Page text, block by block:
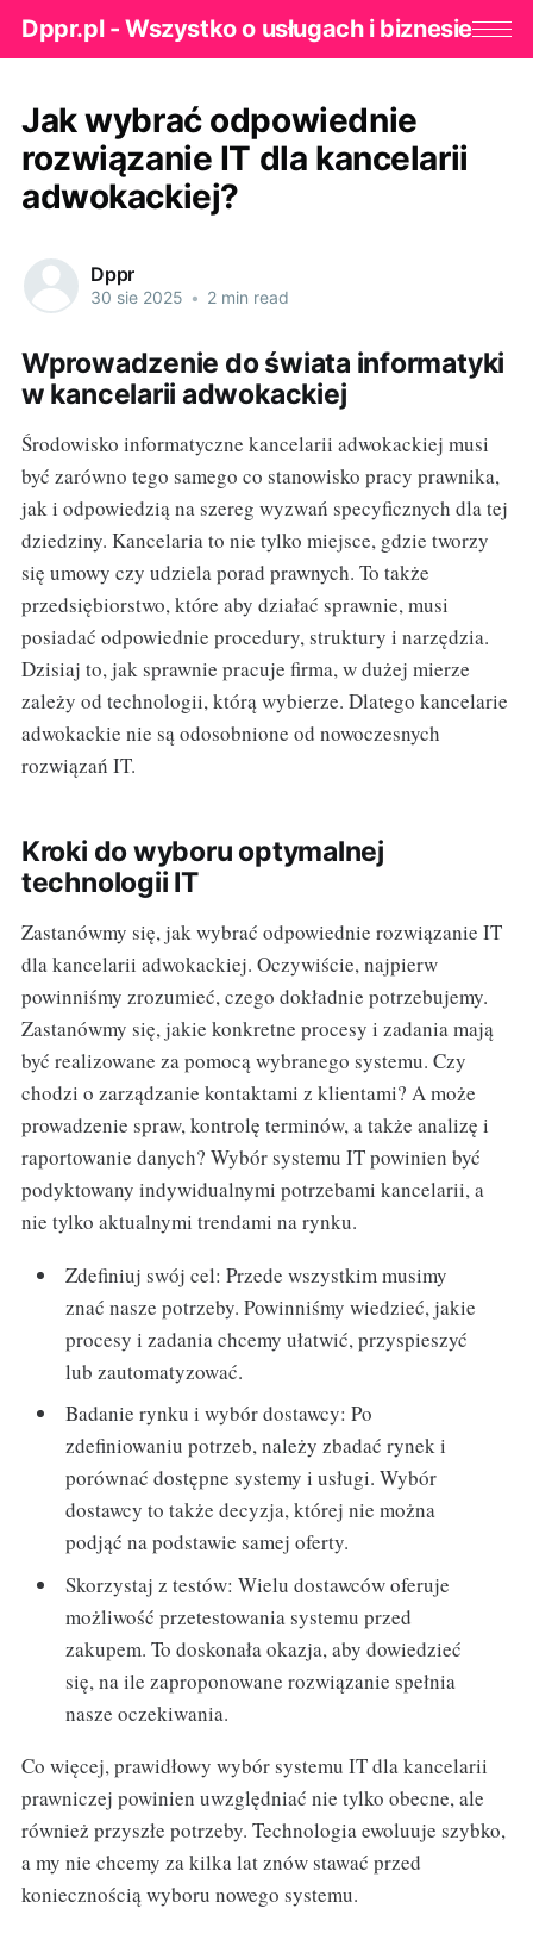
Dppr.pl - Wszystko o usługach i biznesie
Jak wybrać odpowiednie
rozwiązanie IT dla kancelarii
adwokackiej?
Dppr
30 sie 2025 • 2 min read
Wprowadzenie do świata informatyki
w kancelarii adwokackiej
Środowisko informatyczne kancelarii adwokackiej musi
być zarówno tego samego co stanowisko pracy prawnika,
jak i odpowiedzią na szereg wyzwań specyficznych dla tej
dziedziny. Kancelaria to nie tylko miejsce, gdzie tworzy
się umowy czy udziela porad prawnych. To także
przedsiębiorstwo, które aby działać sprawnie, musi
posiadać odpowiednie procedury, struktury i narzędzia.
Dzisiaj to, jak sprawnie pracuje firma, w dużej mierze
zależy od technologii, którą wybierze. Dlatego kancelarie
adwokackie nie są odosobnione od nowoczesnych
rozwiązań IT.
Kroki do wyboru optymalnej
technologii IT
Zastanówmy się, jak wybrać odpowiednie rozwiązanie IT
dla kancelarii adwokackiej. Oczywiście, najpierw
powinniśmy zrozumieć, czego dokładnie potrzebujemy.
Zastanówmy się, jakie konkretne procesy i zadania mają
być realizowane za pomocą wybranego systemu. Czy
chodzi o zarządzanie kontaktami z klientami? A może
prowadzenie spraw, kontrolę terminów, a także analizę i
raportowanie danych? Wybór systemu IT powinien być
podyktowany indywidualnymi potrzebami kancelarii, a
nie tylko aktualnymi trendami na rynku.
Zdefiniuj swój cel: Przede wszystkim musimy
znać nasze potrzeby. Powinniśmy wiedzieć, jakie
procesy i zadania chcemy ułatwić, przyspieszyć
lub zautomatyzować.
Badanie rynku i wybór dostawcy: Po
zdefiniowaniu potrzeb, należy zbadać rynek i
porównać dostępne systemy i usługi. Wybór
dostawcy to także decyzja, której nie można
podjąć na podstawie samej oferty.
Skorzystaj z testów: Wielu dostawców oferuje
możliwość przetestowania systemu przed
zakupem. To doskonała okazja, aby dowiedzieć
się, na ile zaproponowane rozwiązanie spełnia
nasze oczekiwania.
Co więcej, prawidłowy wybór systemu IT dla kancelarii
prawniczej powinien uwzględniać nie tylko obecne, ale
również przyszłe potrzeby. Technologia ewoluuje szybko,
a my nie chcemy za kilka lat znów stawać przed
koniecznością wyboru nowego systemu.